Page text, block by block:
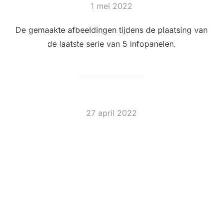
Geplaatst
1 mei 2022
De gemaakte afbeeldingen tijdens de plaatsing van
de laatste serie van 5 infopanelen.
Geplaatst
27 april 2022